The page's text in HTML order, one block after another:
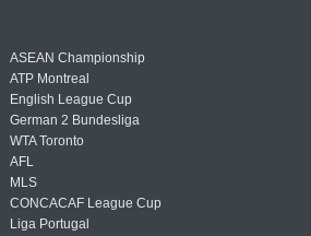
ASEAN Championship
ATP Montreal
English League Cup
German 2 Bundesliga
WTA Toronto
AFL
MLS
CONCACAF League Cup
Liga Portugal